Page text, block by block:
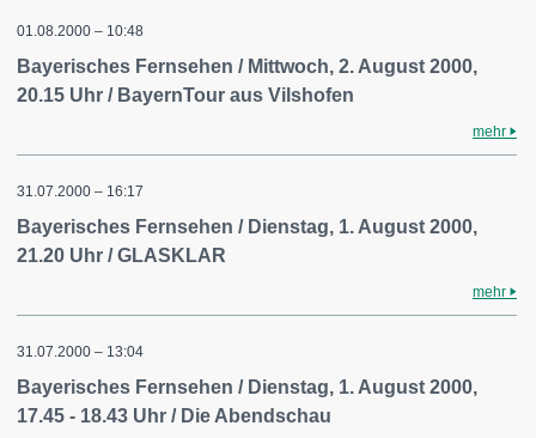
01.08.2000 – 10:48
Bayerisches Fernsehen / Mittwoch, 2. August 2000,
20.15 Uhr / BayernTour aus Vilshofen
mehr
31.07.2000 – 16:17
Bayerisches Fernsehen / Dienstag, 1. August 2000,
21.20 Uhr / GLASKLAR
mehr
31.07.2000 – 13:04
Bayerisches Fernsehen / Dienstag, 1. August 2000,
17.45 - 18.43 Uhr / Die Abendschau